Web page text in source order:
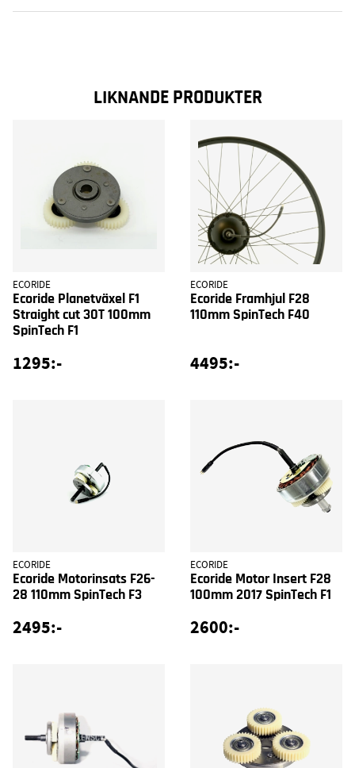
LIKNANDE PRODUKTER
ECORIDE
Ecoride Planetväxel F1
Straight cut 30T 100mm
SpinTech F1
1295:-
ECORIDE
Ecoride Framhjul F28
110mm SpinTech F40
4495:-
ECORIDE
Ecoride Motorinsats F26-
28 110mm SpinTech F3
2495:-
ECORIDE
Ecoride Motor Insert F28
100mm 2017 SpinTech F1
2600:-